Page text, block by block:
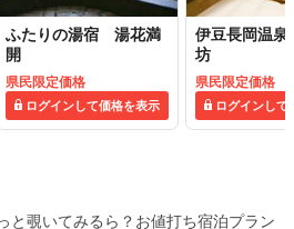
ふたりの湯宿 湯花満
開
県民限定価格
ログインして価格を表示
伊豆長岡温泉
坊
県民限定価格
ログインして
と覗いてみるら？お値打ち宿泊プラン